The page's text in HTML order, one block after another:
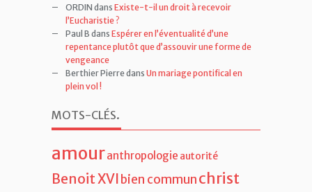
ORDIN dans Existe-t-il un droit à recevoir
l’Eucharistie ?
Paul B dans Espérer en l’éventualité d’une
repentance plutôt que d’assouvir une forme de
vengeance
Berthier Pierredans Un mariage pontifical en
plein vol !
MOTS-CLÉS.
amouranthropologie autorité
Benoit XVIbien communchrist